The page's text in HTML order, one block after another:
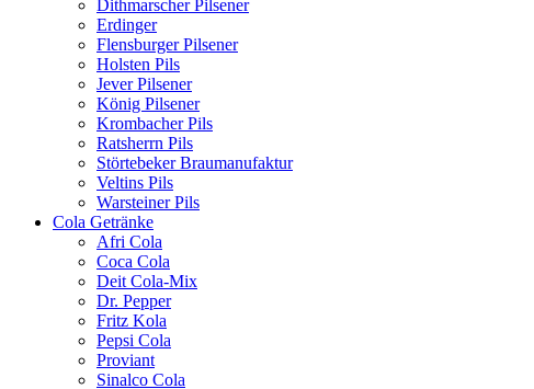
Dithmarscher Pilsener
Erdinger
Flensburger Pilsener
Holsten Pils
Jever Pilsener
König Pilsener
Krombacher Pils
Ratsherrn Pils
Störtebeker Braumanufaktur
Veltins Pils
Warsteiner Pils
Cola Getränke
Afri Cola
Coca Cola
Deit Cola-Mix
Dr. Pepper
Fritz Kola
Pepsi Cola
Proviant
Sinalco Cola